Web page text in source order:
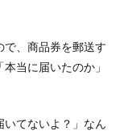
、商品券を郵送す
当に届いたのか」
てないよ？」なん